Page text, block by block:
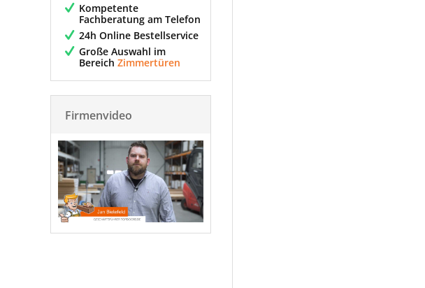
Kompetente
Fachberatung am Telefon
24h Online Bestellservice
Große Auswahl im
Bereich Zimmertüren
Firmenvideo